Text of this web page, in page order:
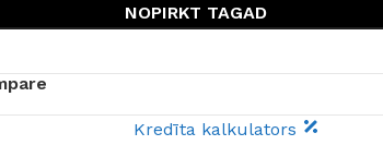
NOPIRKT TAGAD
Kredīta kalkulators